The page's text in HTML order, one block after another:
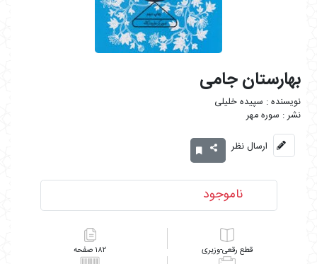
بهارستان جامی
سپیده خلیلی
سوره مهر
ارسال نظر
ناموجود
رقعی-وزیری ۱۸۲